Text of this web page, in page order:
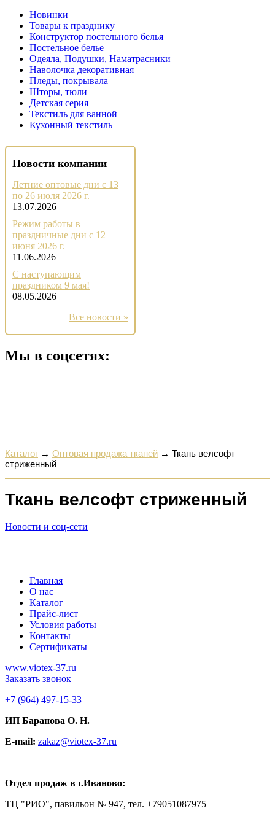
Новинки
Товары к празднику
Конструктор постельного белья
Постельное белье
Одеяла, Подушки, Наматрасники
Наволочка декоративная
Пледы, покрывала
Шторы, тюли
Детская серия
Текстиль для ванной
Кухонный текстиль
Новости компании
Летние оптовые дни с 13
по 26 июля 2026 г.
13.07.2026
Режим работы в
праздничные дни с 12
июня 2026 г.
11.06.2026
С наступающим
праздником 9 мая!
08.05.2026
Все новости »
Мы в соцсетях:
Каталог → Оптовая продажа тканей → Ткань велсофт
стриженный
Ткань велсофт стриженный
Новости и соц-сети
Главная
О нас
Каталог
Прайс-лист
Условия работы
Контакты
Сертификаты
www.viotex-37.ru
Заказать звонок
+7 (964) 497-15-33
ИП Баранова О. Н.
E-mail: zakaz@viotex-37.ru
Отдел продаж в г.Иваново:
ТЦ "РИО", павильон № 947, тел. +79051087975